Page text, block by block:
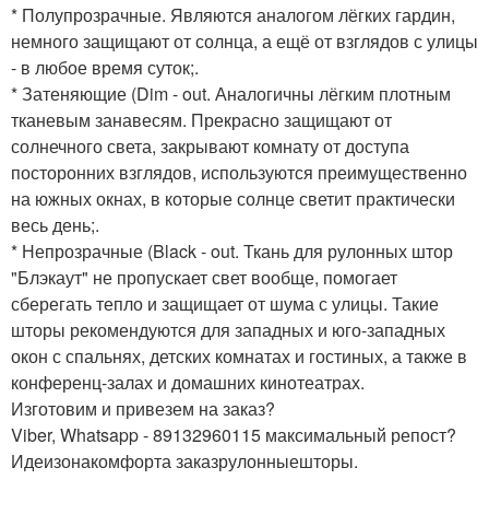
* Полупрозрачные. Являются аналогом лёгких гардин,
немного защищают от солнца, а ещё от взглядов с улицы
- в любое время суток;.
* Затеняющие (Dim - out. Аналогичны лёгким плотным
тканевым занавесям. Прекрасно защищают от
солнечного света, закрывают комнату от доступа
посторонних взглядов, используются преимущественно
на южных окнах, в которые солнце светит практически
весь день;.
* Непрозрачные (Black - out. Ткань для рулонных штор
"Блэкаут" не пропускает свет вообще, помогает
сберегать тепло и защищает от шума с улицы. Такие
шторы рекомендуются для западных и юго-западных
окон с спальнях, детских комнатах и гостиных, а также в
конференц-залах и домашних кинотеатрах.
Изготовим и привезем на заказ?
Viber, Whatsapp - 89132960115 максимальный репост?
Идеизонакомфорта заказрулонныешторы.